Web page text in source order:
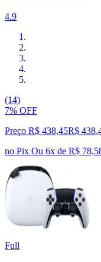
4.9
(14)
7% OFF
Preço R$ 438,45R$ 438,
no Pix Ou 6x de R$
Full